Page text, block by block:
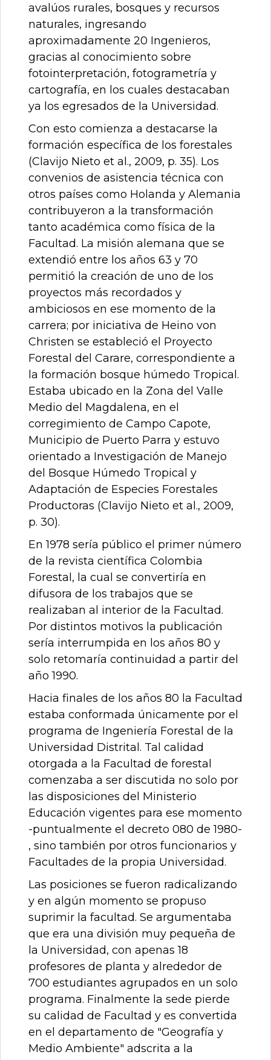
avalúos rurales, bosques y recursos
naturales, ingresando
aproximadamente 20 Ingenieros,
gracias al conocimiento sobre
fotointerpretación, fotogrametría y
cartografía, en los cuales destacaban
ya los egresados de la Universidad.
Con esto comienza a destacarse la
formación específica de los forestales
(Clavijo Nieto et al., 2009, p. 35). Los
convenios de asistencia técnica con
otros países como Holanda y Alemania
contribuyeron a la transformación
tanto académica como física de la
Facultad. La misión alemana que se
extendió entre los años 63 y 70
permitió la creación de uno de los
proyectos más recordados y
ambiciosos en ese momento de la
carrera; por iniciativa de Heino von
Christen se estableció el Proyecto
Forestal del Carare, correspondiente a
la formación bosque húmedo Tropical.
Estaba ubicado en la Zona del Valle
Medio del Magdalena, en el
corregimiento de Campo Capote,
Municipio de Puerto Parra y estuvo
orientado a Investigación de Manejo
del Bosque Húmedo Tropical y
Adaptación de Especies Forestales
Productoras (Clavijo Nieto et al., 2009,
p. 30).
En 1978 sería público el primer número
de la revista científica Colombia
Forestal, la cual se convertiría en
difusora de los trabajos que se
realizaban al interior de la Facultad.
Por distintos motivos la publicación
sería interrumpida en los años 80 y
solo retomaría continuidad a partir del
año 1990.
Hacia finales de los años 80 la Facultad
estaba conformada únicamente por el
programa de Ingeniería Forestal de la
Universidad Distrital. Tal calidad
otorgada a la Facultad de forestal
comenzaba a ser discutida no solo por
las disposiciones del Ministerio
Educación vigentes para ese momento
-puntualmente el decreto 080 de 1980-
, sino también por otros funcionarios y
Facultades de la propia Universidad.
Las posiciones se fueron radicalizando
y en algún momento se propuso
suprimir la facultad. Se argumentaba
que era una división muy pequeña de
la Universidad, con apenas 18
profesores de planta y alrededor de
700 estudiantes agrupados en un solo
programa. Finalmente la sede pierde
su calidad de Facultad y es convertida
en el departamento de "Geografía y
Medio Ambiente" adscrita a la